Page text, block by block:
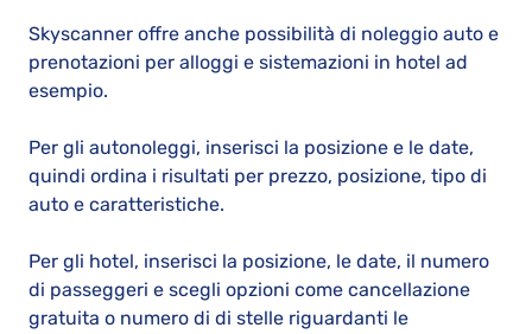
Skyscanner offre anche possibilità di noleggio auto e
prenotazioni per alloggi e sistemazioni in hotel ad
esempio.
Per gli autonoleggi, inserisci la posizione e le date,
quindi ordina i risultati per prezzo, posizione, tipo di
auto e caratteristiche.
Per gli hotel, inserisci la posizione, le date, il numero
di passeggeri e scegli opzioni come cancellazione
gratuita o numero di di stelle riguardanti le